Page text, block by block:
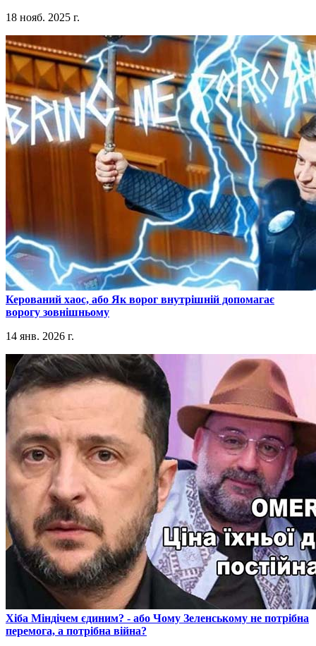
18 нояб. 2025 г.
​Керований хаос, або Як ворог внутрішній допомагає
ворогу зовнішньому
14 янв. 2026 г.
​Хіба Міндічем єдиним? - або Чому Зеленському не потрібна
перемога, а потрібна війна?